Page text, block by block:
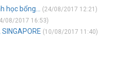
bổng... (24/08/2017 12:21)
08/2017 16:53)
(10/08/2017 11:40)